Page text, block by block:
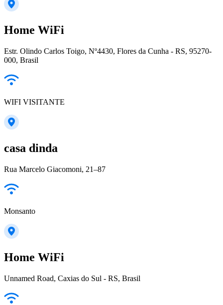
Home WiFi
Estr. Olindo Carlos Toigo, Nº4430, Flores da Cunha - RS, 95270-
000, Brasil
WIFI VISITANTE
casa dinda
Rua Marcelo Giacomoni, 21–87
Monsanto
Home WiFi
Unnamed Road, Caxias do Sul - RS, Brasil